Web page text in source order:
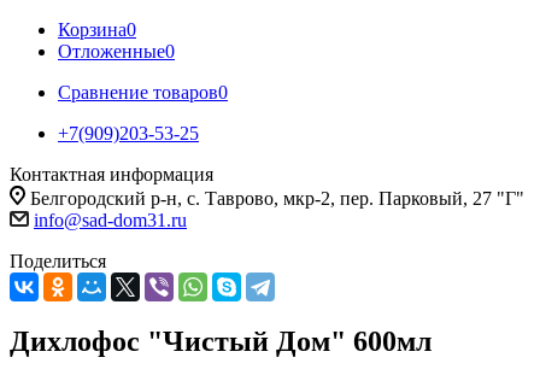
Корзина0
Отложенные0
Сравнение товаров0
+7(909)203-53-25
Контактная информация
Белгородский р-н, с. Таврово, мкр-2, пер. Парковый, 27 "Г"
info@sad-dom31.ru
Поделиться
Дихлофос "Чистый Дом" 600мл